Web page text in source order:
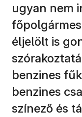
ugyan nem
éljelölt is
benzines
benzines
színező és